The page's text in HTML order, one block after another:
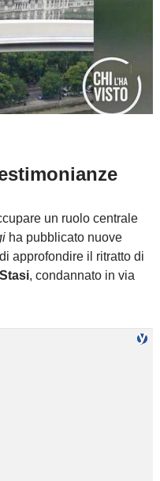
un ruolo centrale
ha pubblicato nuove
approfondire il ritratto di
, condannato in via